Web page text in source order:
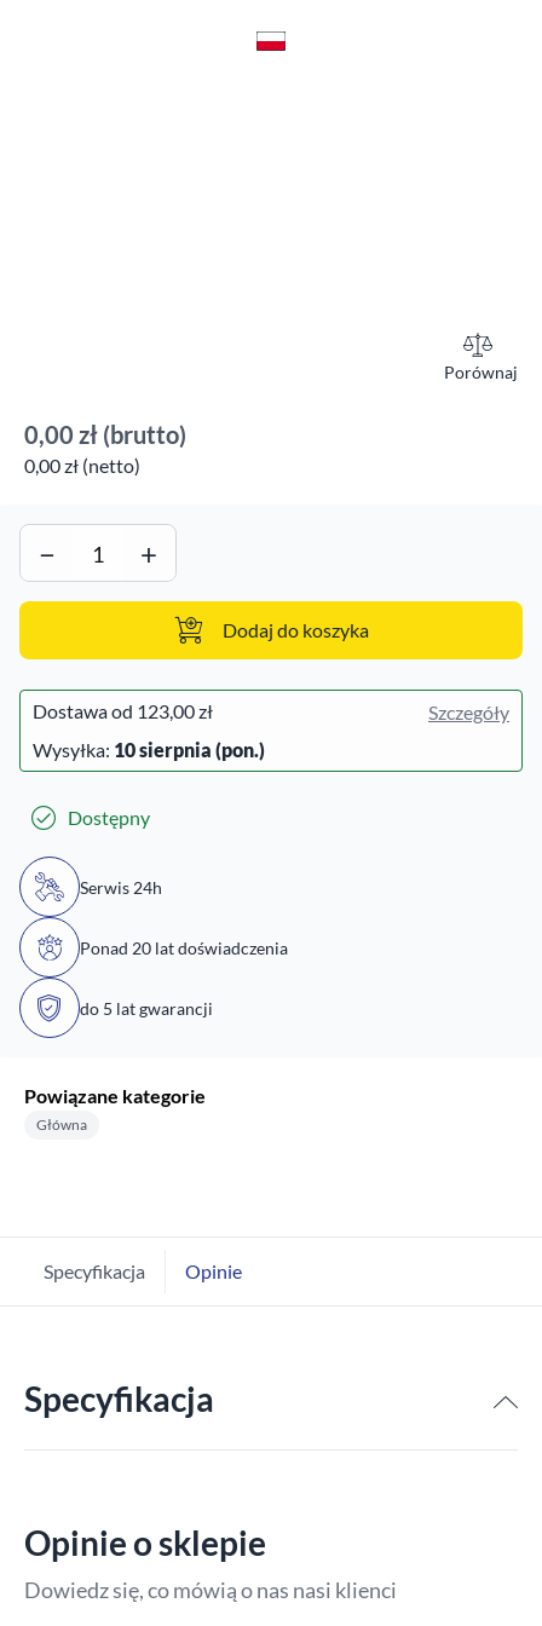
Porównaj
0,00 zł (brutto)
0,00 zł (netto)
− +
Dodaj do koszyka
Dostawa od 123,00 zł
Szczegóły
Wysyłka: 10 sierpnia (pon.)
Dostępny
Serwis 24h
Ponad 20 lat doświadczenia
do 5 lat gwarancji
Powiązane kategorie
Główna
Specyfikacja Opinie
Specyfikacja
Opinie o sklepie
Dowiedz się, co mówią o nas nasi klienci